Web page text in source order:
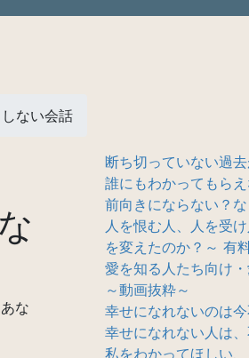
ない会話
な
断ち切っていない過
誰にもわかってもら
前向きにならない？
人を恨む人、人を受
を変えたのか？～ 有
愛を知る人たち向け
～動画抜粋～
幸せになれないのは
幸せになれない人は
私をわかってほしい